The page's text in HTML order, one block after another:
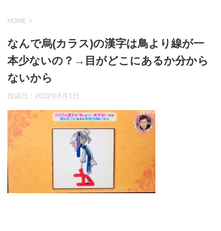
HOME >
なんで烏(カラス)の漢字は鳥より線が一
本少ないの？→目がどこにあるか分から
ないから
投稿日： 2022年8月1日